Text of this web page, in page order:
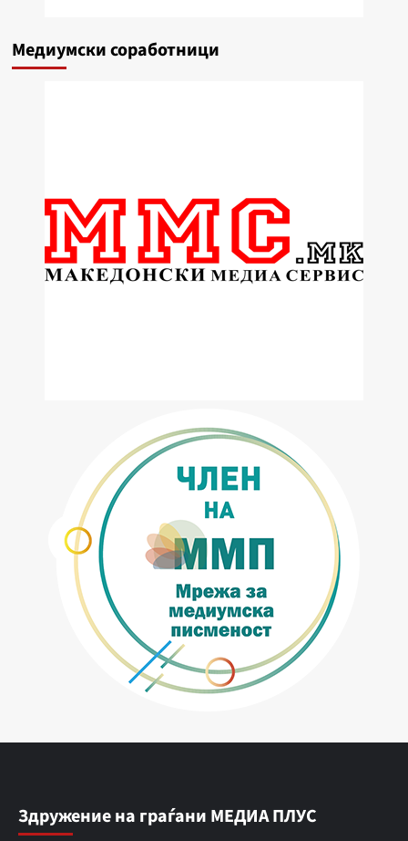
Медиумски соработници
Здружение на граѓани МЕДИА ПЛУС